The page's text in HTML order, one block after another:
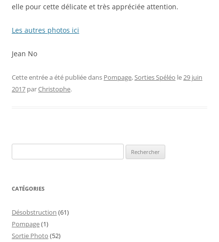
elle pour cette délicate et très appréciée attention.
Les autres photos ici
Jean No
Cette entrée a été publiée dans Pompage,Sorties Spéléo le29 juin
2017 parChristophe.
CATÉGORIES
Désobstruction (61)
Pompage(1)
Sortie Photo (52)